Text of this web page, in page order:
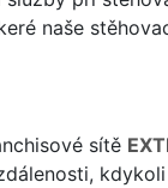
naše
sítě
kdykoli